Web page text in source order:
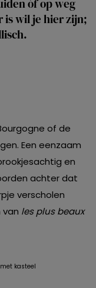
óf op weg
is wil je hier zijn;
of de
Een eenzaam
en
achter dat
verscholen
van les plus beaux